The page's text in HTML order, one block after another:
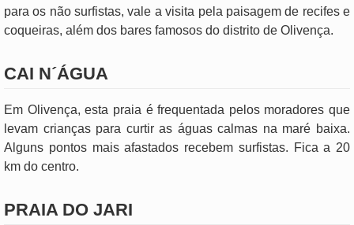
para os não surfistas, vale a visita pela paisagem de recifes e
coqueiras, além dos bares famosos do distrito de Olivença.
CAI N´ÁGUA
Em Olivença, esta praia é frequentada pelos moradores que
levam crianças para curtir as águas calmas na maré baixa.
Alguns pontos mais afastados recebem surfistas. Fica a 20
km do centro.
PRAIA DO JARI